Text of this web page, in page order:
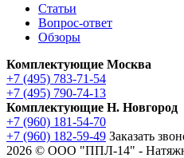
Статьи
Вопрос-ответ
Обзоры
Комплектующие Москва
+7 (495) 783-71-54
+7 (495) 790-74-13
Комплектующие Н. Новгород
+7 (960) 181-54-70
+7 (960) 182-59-49 Заказать
2026 © ООО "ППЛ-14" -